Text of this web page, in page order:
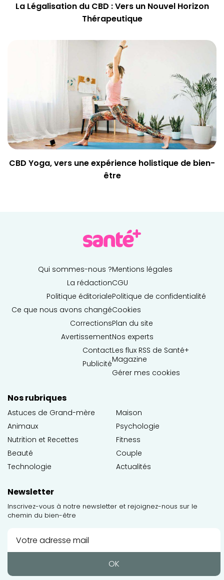
La Légalisation du CBD : Vers un Nouvel Horizon
Thérapeutique
CBD Yoga, vers une expérience holistique de bien-
être
Qui sommes-nous ?
La rédaction
Politique éditoriale
Ce que nous avons changé
Corrections
Avertissement
Contact
Publicité
Mentions légales
CGU
Politique de confidentialité
Cookies
Plan du site
Nos experts
Les flux RSS de Santé+
Magazine
Gérer mes cookies
Nos rubriques
Astuces de Grand-mère
Animaux
Nutrition et Recettes
Beauté
Technologie
Maison
Psychologie
Fitness
Couple
Actualités
Newsletter
Inscrivez-vous à notre newsletter et rejoignez-nous sur le
chemin du bien-être
OK